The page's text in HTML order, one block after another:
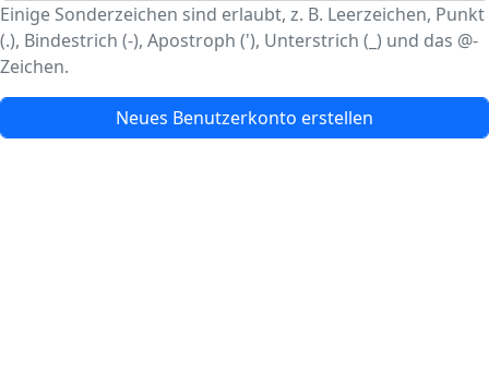
Einige Sonderzeichen sind erlaubt, z. B. Leerzeichen, Punkt
(.), Bindestrich (-), Apostroph ('), Unterstrich (_) und das @-
Zeichen.